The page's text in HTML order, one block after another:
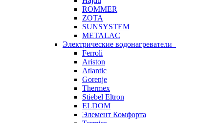
ROMMER
ZOTA
SUNSYSTEM
METALAC
Электрические водонагреватели
Ferroli
Ariston
Atlantic
Gorenje
Thermex
Stiebel Eltron
ELDOM
Элемент Комфорта